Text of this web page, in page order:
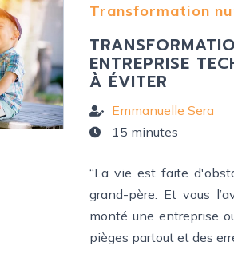
Transformation
ENTREPRISE
À ÉVITER
Emmanuelle Sera
15 minutes
“La vie est faite
grand-père. Et vous
monté une entreprise
pièges partout et des